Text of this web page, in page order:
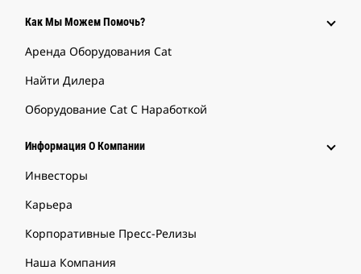
Как Мы Можем Помочь?
Аренда Оборудования Cat
Найти Дилера
Оборудование Cat С Наработкой
Информация О Компании
Инвесторы
Карьера
Корпоративные Пресс-Релизы
Наша Компания